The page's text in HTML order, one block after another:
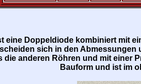
eine Doppeldiode kombiniert mit
sich in den Abmessungen
die anderen Röhren und mit einer
Bauform und ist im